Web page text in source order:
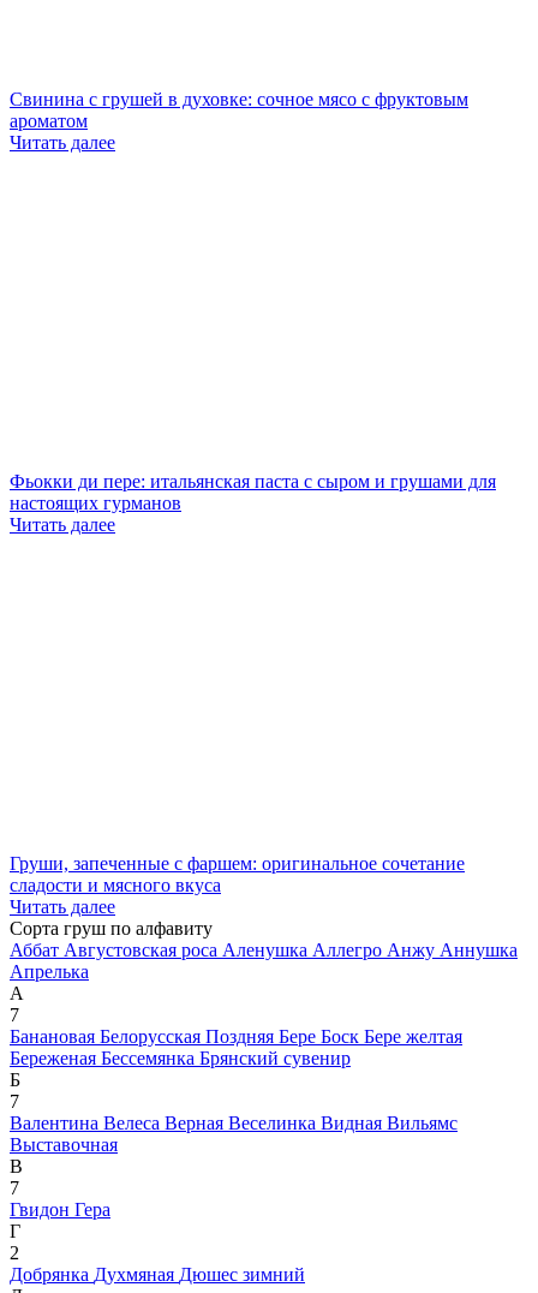
Свинина с грушей в духовке: сочное мясо с фруктовым
ароматом
Читать далее
Фьокки ди пере: итальянская паста с сыром и грушами для
настоящих гурманов
Читать далее
Груши, запеченные с фаршем: оригинальное сочетание
сладости и мясного вкуса
Читать далее
Сорта груш по алфавиту
Аббат Августовская роса Аленушка Аллегро Анжу Аннушка
Апрелька
А
7
Банановая Белорусская Поздняя Бере Боск Бере желтая
Береженая Бессемянка Брянский сувенир
Б
7
Валентина Велеса Верная Веселинка Видная Вильямс
Выставочная
В
7
Гвидон Гера
Г
2
Добрянка Духмяная Дюшес зимний